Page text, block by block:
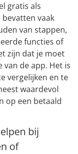
gratis als
vaak
van stappen,
functies of
zijn dat je moet
de app. Het is
vergelijken en te
waardevol
op een betaald
bij
of